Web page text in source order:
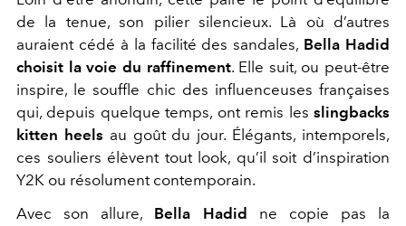
de la tenue, son pilier silencieux. Là où d’autres
auraient cédé à la facilité des sandales, Bella Hadid
choisit la voie du raffinement. Elle suit, ou peut-être
inspire, le souffle chic des influenceuses françaises
qui, depuis quelque temps, ont remis les slingbacks
kitten heels au goût du jour. Élégants, intemporels,
ces souliers élèvent tout look, qu’il soit d’inspiration
Y2K ou résolument contemporain.
Avec son allure, Bella Hadid
ne copie pas la